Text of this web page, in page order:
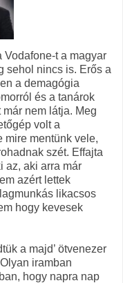
Vodafone-t a magyar
sehol nincs is. Erős a
a demagógia
és a tanárok
nem látja. Meg
volt a
mire mentünk vele,
szét. Effajta
az, aki arra már
azért lettek
likacsos
hogy kevesek
a majd’ ötvenezer
iramban
hogy napra nap